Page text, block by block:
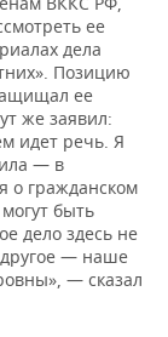
ее
дела
Позицию
ее
же заявил:
идет речь. Я
— в
о гражданском
быть
дело здесь не
— наше
— сказал